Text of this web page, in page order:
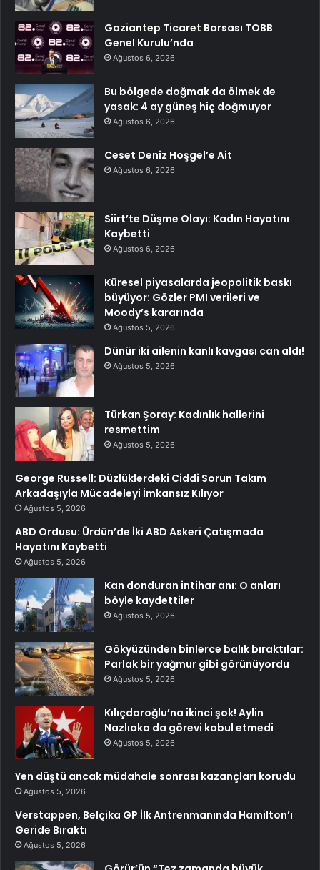
Gaziantep Ticaret Borsası TOBB
Genel Kurulu’nda
Ağustos 6, 2026
Bu bölgede doğmak da ölmek de
yasak: 4 ay güneş hiç doğmuyor
Ağustos 6, 2026
Ceset Deniz Hoşgel’e Ait
Ağustos 6, 2026
Siirt’te Düşme Olayı: Kadın Hayatını
Kaybetti
Ağustos 6, 2026
Küresel piyasalarda jeopolitik baskı
büyüyor: Gözler PMI verileri ve
Moody’s kararında
Ağustos 5, 2026
Dünür iki ailenin kanlı kavgası can aldı!
Ağustos 5, 2026
Türkan Şoray: Kadınlık hallerini
resmettim
Ağustos 5, 2026
George Russell: Düzlüklerdeki Ciddi Sorun Takım
Arkadaşıyla Mücadeleyi İmkansız Kılıyor
Ağustos 5, 2026
ABD Ordusu: Ürdün’de İki ABD Askeri Çatışmada
Hayatını Kaybetti
Ağustos 5, 2026
Kan donduran intihar anı: O anları
böyle kaydettiler
Ağustos 5, 2026
Gökyüzünden binlerce balık bıraktılar:
Parlak bir yağmur gibi görünüyordu
Ağustos 5, 2026
Kılıçdaroğlu’na ikinci şok! Aylin
Nazlıaka da görevi kabul etmedi
Ağustos 5, 2026
Yen düştü ancak müdahale sonrası kazançları korudu
Ağustos 5, 2026
Verstappen, Belçika GP İlk Antrenmanında Hamilton’ı
Geride Bıraktı
Ağustos 5, 2026